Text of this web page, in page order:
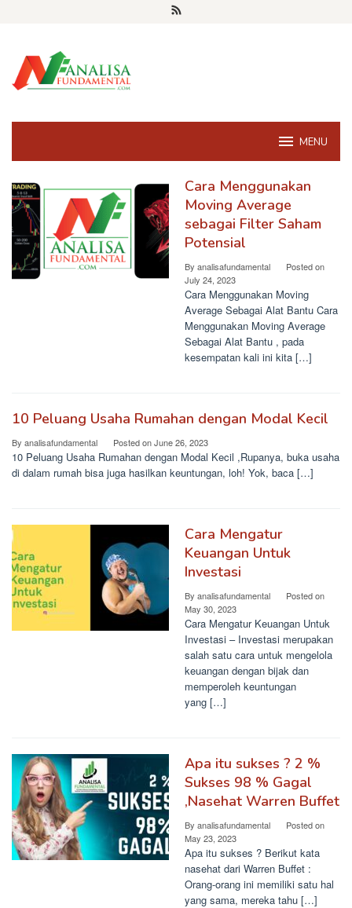
MENU
Analisa
Fundamental
Saham
Cara Menggunakan
Moving Average
sebagai Filter Saham
Potensial
By analisafundamental
Posted on
July 24, 2023
Cara Menggunakan Moving
Average Sebagai Alat Bantu Cara
Menggunakan Moving Average
Sebagai Alat Bantu , pada
kesempatan kali ini kita […]
10 Peluang Usaha Rumahan dengan Modal Kecil
By analisafundamental Posted onJune 26, 2023
10 Peluang Usaha Rumahan dengan Modal Kecil ,Rupanya, buka usaha
di dalam rumah bisa juga hasilkan keuntungan, loh! Yok, baca […]
Cara Mengatur
Keuangan Untuk
Investasi
By analisafundamental
Posted on
May 30, 2023
Cara Mengatur Keuangan Untuk
Investasi – Investasi merupakan
salah satu cara untuk mengelola
keuangan dengan bijak dan
memperoleh keuntungan
yang […]
Apa itu sukses ? 2 %
Sukses 98 % Gagal
,Nasehat Warren Buffet
By analisafundamental
Posted on
May 23, 2023
Apa itu sukses ? Berikut kata
nasehat dari Warren Buffet :
Orang-orang ini memiliki satu hal
yang sama, mereka tahu […]